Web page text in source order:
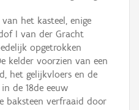
het kasteel, enige
I van der Gracht
opgetrokken
kelder voorzien van een
het gelijkvloers en de
de 18de eeuw
baksteen verfraaid door